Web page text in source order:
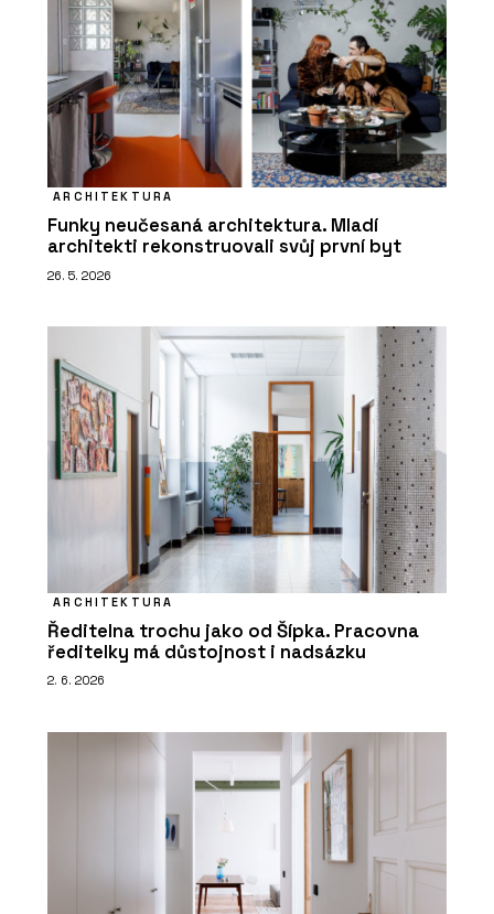
ARCHITEKTURA
Funky neučesaná architektura. Mladí
architekti rekonstruovali svůj první byt
26. 5. 2026
ARCHITEKTURA
Ředitelna trochu jako od Šípka. Pracovna
ředitelky má důstojnost i nadsázku
2. 6. 2026